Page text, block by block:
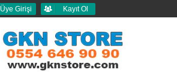
Üye Girişi Kayıt Ol